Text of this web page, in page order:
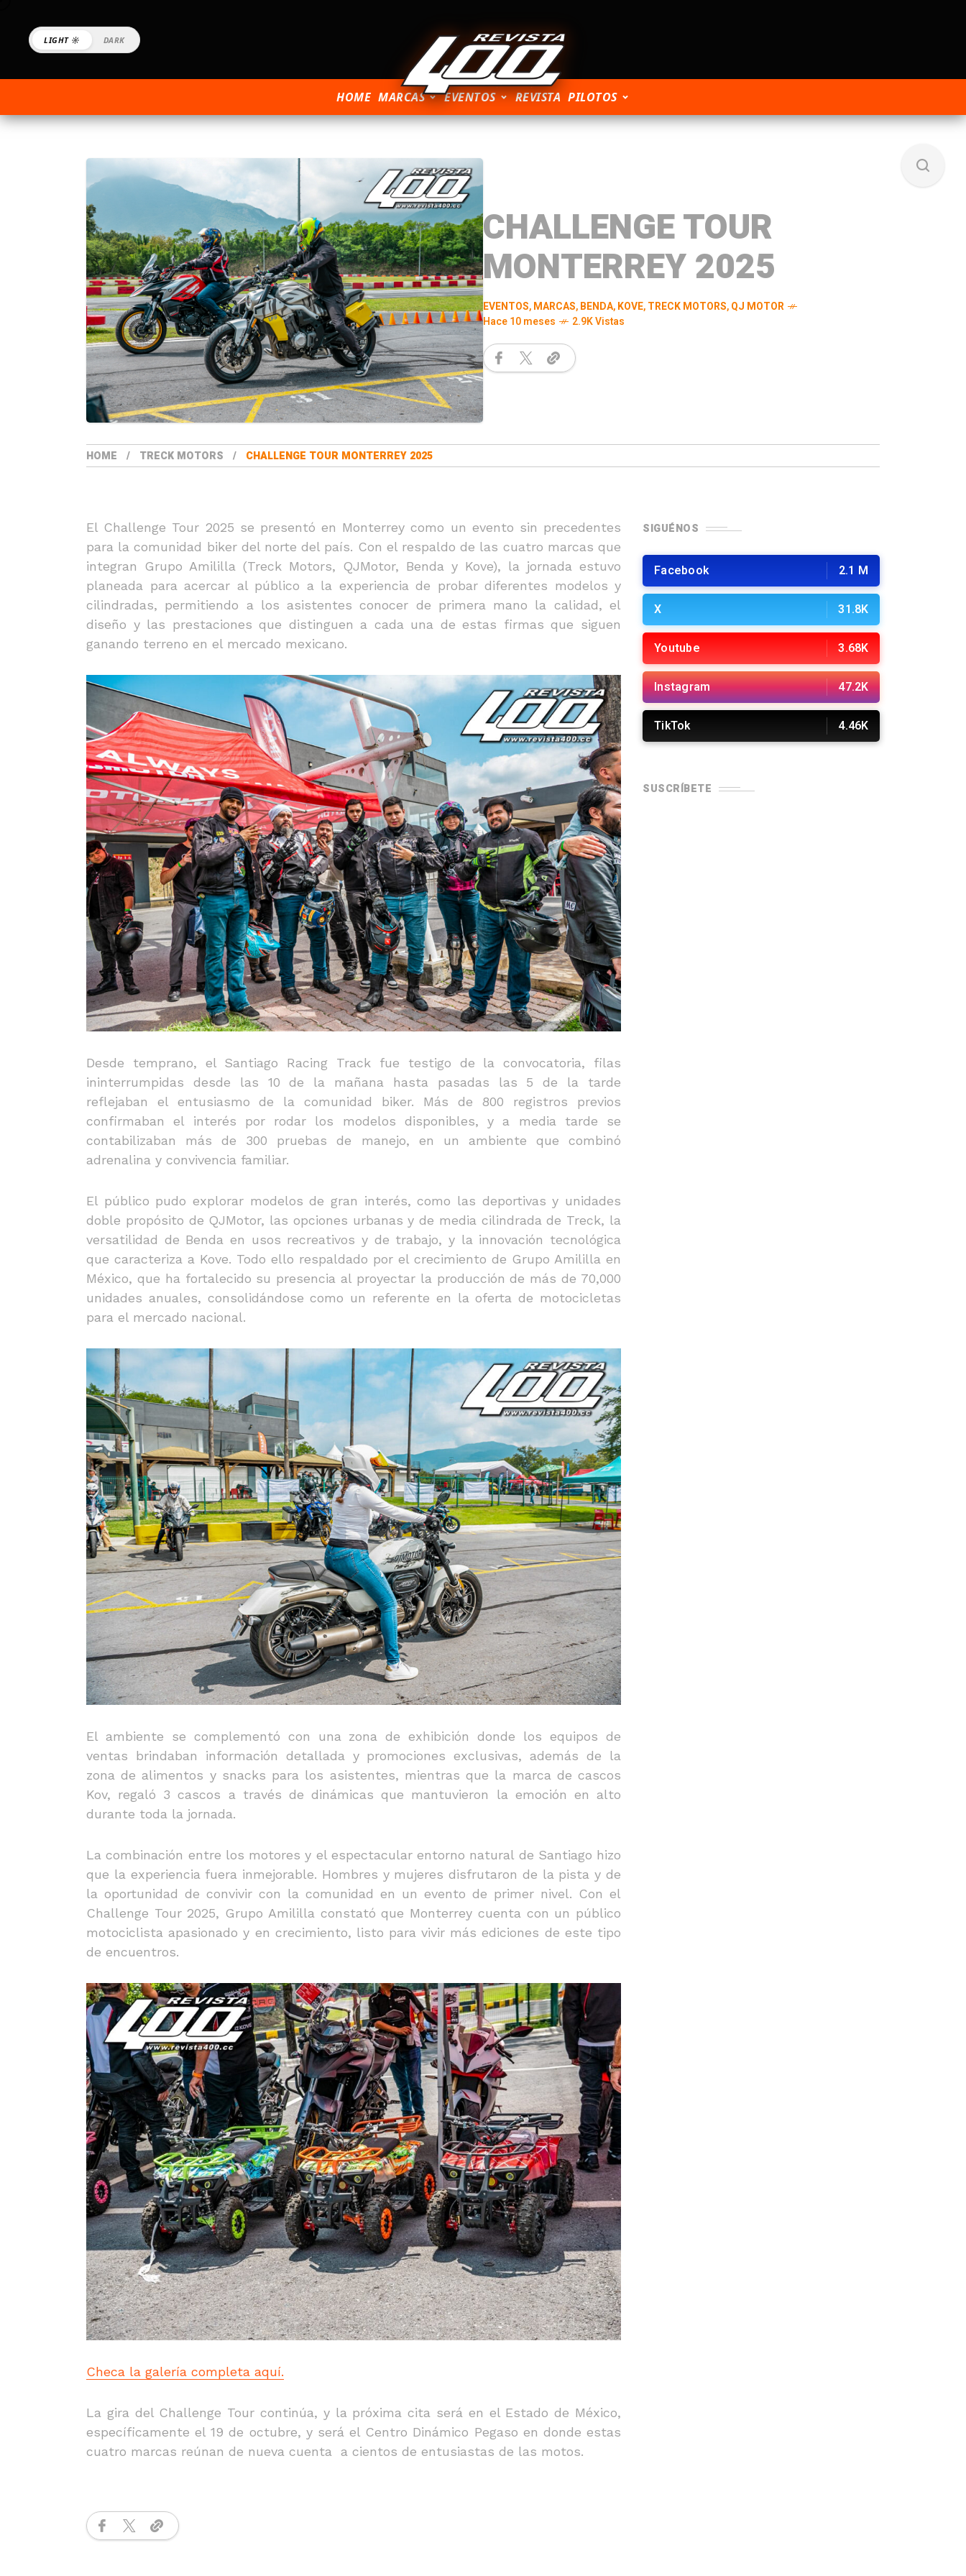
CHALLENGE TOUR
MONTERREY 2025
EVENTOS,MARCAS,BENDA,KOVE,TRECK MOTORS,QJ MOTOR
Hace 10 meses
2.9K Vistas
HOME TRECK MOTORS CHALLENGE TOUR MONTERREY 2025
El Challenge Tour 2025 se presentó en Monterrey como un evento sin precedentes
para la comunidad biker del norte del país. Con el respaldo de las cuatro marcas que
integran Grupo Amililla (Treck Motors, QJMotor, Benda y Kove), la jornada estuvo
planeada para acercar al público a la experiencia de probar diferentes modelos y
cilindradas, permitiendo a los asistentes conocer de primera mano la calidad, el
diseño y las prestaciones que distinguen a cada una de estas firmas que siguen
ganando terreno en el mercado mexicano.
Desde temprano, el Santiago Racing Track fue testigo de la convocatoria, filas
ininterrumpidas desde las 10 de la mañana hasta pasadas las 5 de la tarde
reflejaban el entusiasmo de la comunidad biker. Más de 800 registros previos
confirmaban el interés por rodar los modelos disponibles, y a media tarde se
contabilizaban más de 300 pruebas de manejo, en un ambiente que combinó
adrenalina y convivencia familiar.
El público pudo explorar modelos de gran interés, como las deportivas y unidades
doble propósito de QJMotor, las opciones urbanas y de media cilindrada de Treck, la
versatilidad de Benda en usos recreativos y de trabajo, y la innovación tecnológica
que caracteriza a Kove. Todo ello respaldado por el crecimiento de Grupo Amililla en
México, que ha fortalecido su presencia al proyectar la producción de más de 70,000
unidades anuales, consolidándose como un referente en la oferta de motocicletas
para el mercado nacional.
El ambiente se complementó con una zona de exhibición donde los equipos de
ventas brindaban información detallada y promociones exclusivas, además de la
zona de alimentos y snacks para los asistentes, mientras que la marca de cascos
Kov, regaló 3 cascos a través de dinámicas que mantuvieron la emoción en alto
durante toda la jornada.
La combinación entre los motores y el espectacular entorno natural de Santiago hizo
que la experiencia fuera inmejorable. Hombres y mujeres disfrutaron de la pista y de
la oportunidad de convivir con la comunidad en un evento de primer nivel. Con el
Challenge Tour 2025, Grupo Amililla constató que Monterrey cuenta con un público
motociclista apasionado y en crecimiento, listo para vivir más ediciones de este tipo
de encuentros.
Checa la galería completa aquí.
La gira del Challenge Tour continúa, y la próxima cita será en el Estado de México,
específicamente el 19 de octubre, y será el Centro Dinámico Pegaso en donde estas
cuatro marcas reúnan de nueva cuenta a cientos de entusiastas de las motos.
SIGUÉNOS
Facebook 2.1 M
X 31.8K
Youtube 3.68K
Instagram 47.2K
TikTok 4.46K
SUSCRÍBETE
LIGHT ☼ DARK
HOME MARCAS EVENTOS REVISTA PILOTOS